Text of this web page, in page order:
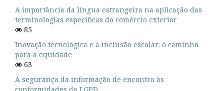
A importância da língua estrangeira na aplicação das
terminologias específicas do comércio exterior
85
Inovação tecnológica e a inclusão escolar: o caminho
para a equidade
63
A segurança da informação de encontro às